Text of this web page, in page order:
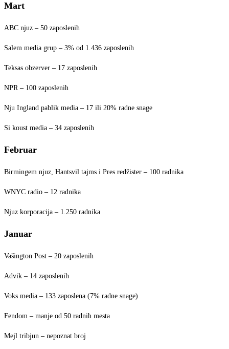
Mart
ABC njuz – 50 zaposlenih
Salem media grup – 3% od 1.436 zaposlenih
Teksas obzerver – 17 zaposlenih
NPR – 100 zaposlenih
Nju Ingland pablik media – 17 ili 20% radne snage
Si koust media – 34 zaposlenih
Februar
Birmingem njuz, Hantsvil tajms i Pres redžister – 100 radnika
WNYC radio – 12 radnika
Njuz korporacija – 1.250 radnika
Januar
Vašington Post – 20 zaposlenih
Advik – 14 zaposlenih
Voks media – 133 zaposlena (7% radne snage)
Fendom – manje od 50 radnih mesta
Mejl tribjun – nepoznat broj